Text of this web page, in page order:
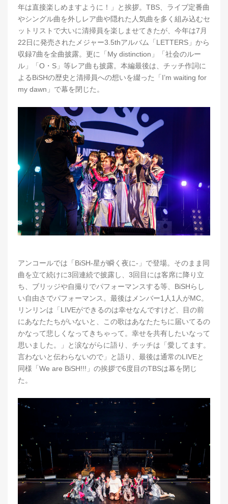
年は直接楽しめますように！」と挨拶。TBS、ライブ定番曲
やシングル曲を外しレア曲や隠れた人気曲を多く組み込むセ
ットリストで大いに清掃員を楽しませてきたが、今年は7月
22日に発売されたメジャー3.5thアルバム「LETTERS」から
収録7曲を全曲披露。更に「My distinction」「社会のルー
ル」「O・S」等レア曲も披露。本編最後は、チッチ作詞に
よるBiSHの歴史と清掃員への想いを綴った「I’m waiting for
my dawn」で幕を閉じた。
アンコールでは「BiSH-星が瞬く夜に-」で登場。そのまま同
曲を立て続けに3回連続で披露し、3回目には客席に降り立
ち、ブリッジや自撮りでパフォーマンスする等、BiSHらし
い自由さでパフォーマンス。最後はメンバー1人1人がMC。
リンリンは「LIVEができるのは幸せなんですけど、目の前
にあなたたちがいないと、この歌はあなたたちに届いてるの
かなって悲しくなってきちゃって。幸せを共有したいなって
思いました。」と涙ながらに語り、チッチは「愛してます。
言わないと伝わらないので」と語り、最後は通常のLIVEと
同様「We are BiSH!!!」の挨拶で6度目のTBSは幕を閉じ
た。